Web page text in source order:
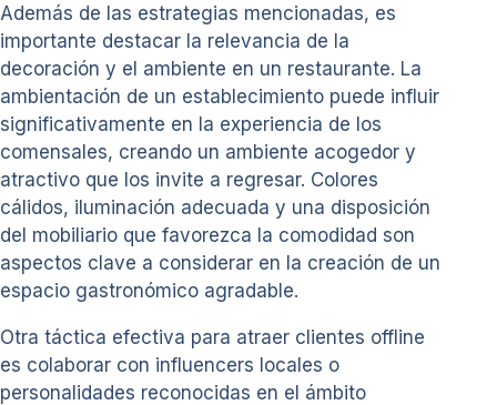
Además de las estrategias mencionadas, es
importante destacar la relevancia de la
decoración y el ambiente en un restaurante. La
ambientación de un establecimiento puede influir
significativamente en la experiencia de los
comensales, creando un ambiente acogedor y
atractivo que los invite a regresar. Colores
cálidos, iluminación adecuada y una disposición
del mobiliario que favorezca la comodidad son
aspectos clave a considerar en la creación de un
espacio gastronómico agradable.
Otra táctica efectiva para atraer clientes offline
es colaborar con influencers locales o
personalidades reconocidas en el ámbito